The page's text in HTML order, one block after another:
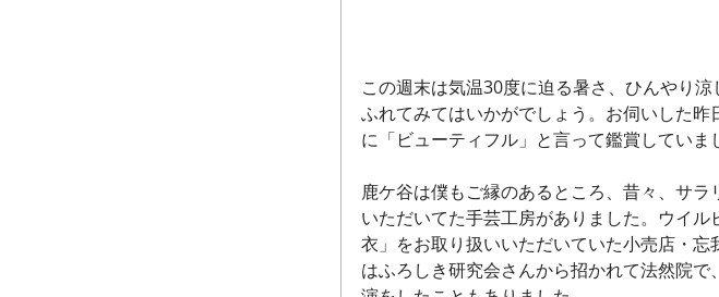
この週末は気温30度に迫る暑さ、ひんやり
ふれてみてはいかがでしょう。お伺いした
に「ビューティフル」と言って鑑賞していま
鹿ケ谷は僕もご縁のあるところ、昔々、サ
いただいてた手芸工房がありました。ウイ
衣」をお取り扱いいただいていた小売店・
はふろしき研究会さんから招かれて法然院